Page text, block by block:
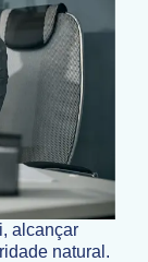
alcançar
natural.